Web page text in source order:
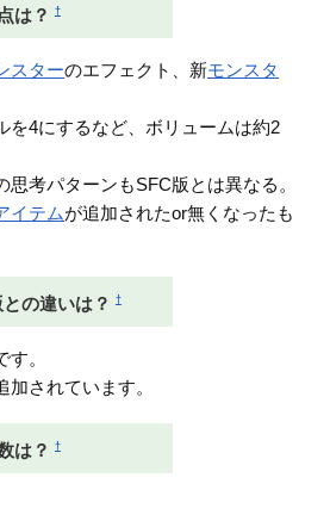
は？ †
スターのエフェクト、新モンスタ
を4にするなど、ボリュームは約2
思考パターンもSFC版とは異なる。
イテムが追加されたor無くなったも
の違いは？ †
。
加されています。
は？ †